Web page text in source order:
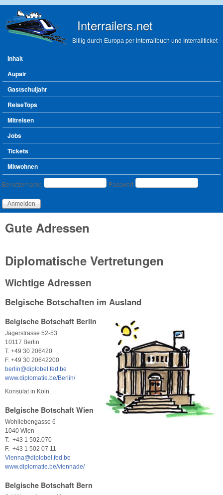
Interrailers.net
Billig durch Europa per Interrailbuch und Interrailticket
Hauptmenü
Inhalt
Aupair
Gastschuljahr
ReiseTops
Mitreisen
Jobs
Tickets
Mitwohnen
Benutzeranmeldung
Benutzername Passwort
Gute Adressen
Diplomatische Vertretungen
Wichtige Adressen
Belgische Botschaften im Ausland
Belgische Botschaft Berlin
Jägerstrasse 52-53
10117 Berlin
T. +49 30 206420
F. +49 30 20642200
berlin@diplobel.fed.be
www.diplomatie.be/Berlin/
Konsulat in Köln.
Belgische Botschaft Wien
Wohllebengasse 6
1040 Wien
T. +43 1 502.070
F. +43 1 502 07 11
Vienna@diplobel.fed.be
www.diplomatie.be/viennade/
Belgische Botschaft Bern